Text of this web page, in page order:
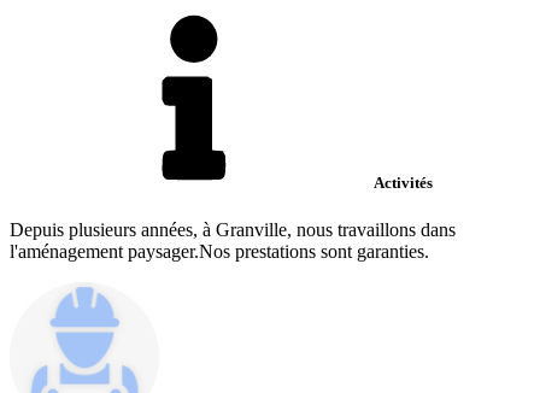
Activités
Depuis plusieurs années, à Granville, nous travaillons dans
l'aménagement paysager.Nos prestations sont garanties.